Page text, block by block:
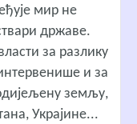
мир не
државе.
за разлику
и за
земљу,
Украјине...